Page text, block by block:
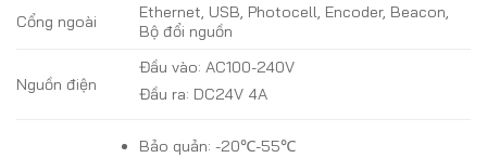
Cổng ngoài
Ethernet, USB, Photocell, Encoder, Beacon,
Bộ đổi nguồn
Nguồn điện
Đầu vào: AC100-240V
Đầu ra: DC24V 4A
Bảo quản: -20℃-55℃